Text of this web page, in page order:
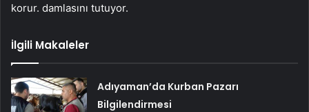
korur. damlasını tutuyor.
İlgili Makaleler
Adıyaman’da Kurban Pazarı
Bilgilendirmesi